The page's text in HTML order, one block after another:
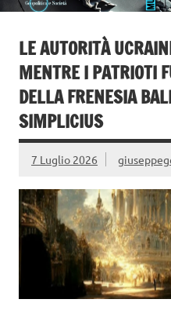
LE AUTORITÀ
MENTRE I PATRIOTI
DELLA FRENESIA
SIMPLICIUS
7 Luglio 2026